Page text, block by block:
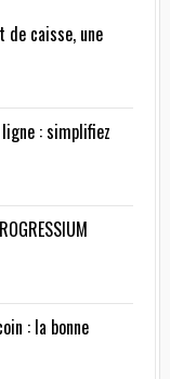
caisse, une
: simplifiez
: la bonne